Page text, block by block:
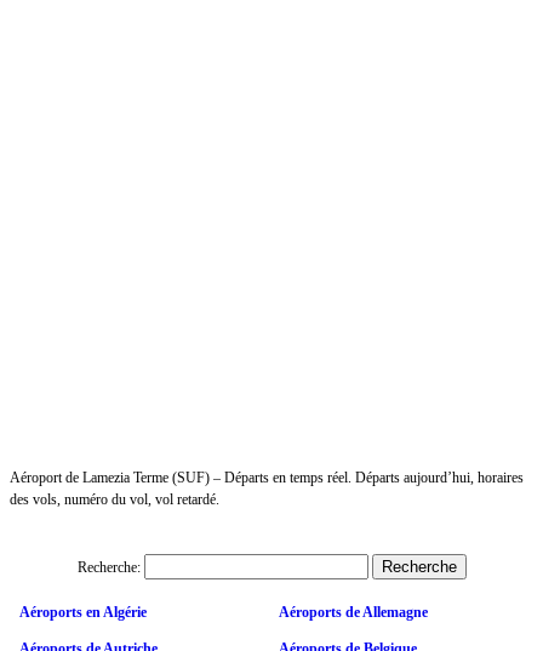
Aéroport de Lamezia Terme (SUF) – Départs en temps réel. Départs aujourd’hui, horaires
des vols, numéro du vol, vol retardé.
Recherche:
Aéroports en Algérie Aéroports de Allemagne